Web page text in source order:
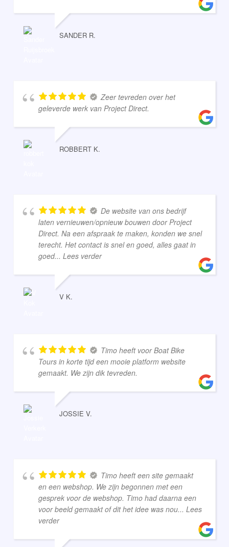
SANDER R.
Zeer tevreden over het
geleverde werk van Project Direct.
ROBBERT K.
De website van ons bedrijf
laten vernieuwen/opnieuw bouwen door Project
Direct. Na een afspraak te maken, konden we snel
terecht. Het contact is snel en goed, alles gaat in
goed... Lees verder
V K.
Timo heeft voor Boat Bike
Tours in korte tijd een mooie platform website
gemaakt. We zijn dik tevreden.
JOSSIE V.
Timo heeft een site gemaakt
en een webshop. We zijn begonnen met een
gesprek voor de webshop. Timo had daarna een
voor beeld gemaakt of dit het idee was nou... Lees
verder